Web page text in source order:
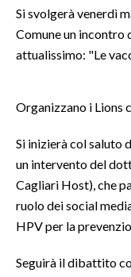
CULTURA
GOSSIP
SALUTE
SARDEGNA TURISMO
SARDI NEL MONDO
EVENTI
Si svolgerà venerdì
Comune un incontro
attualissimo: "Le
Organizzano i Lions
Si inizierà col saluto
un intervento del
Cagliari Host), che
ruolo dei social
HPV per la
Seguirà il dibattito